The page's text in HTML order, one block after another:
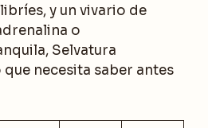
y un vivario de
o
Selvatura
necesita saber antes